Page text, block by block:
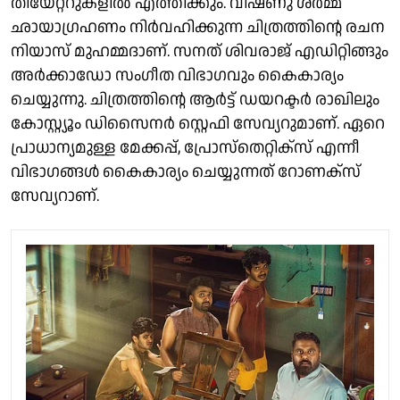
ഛായാഗ്രഹണം നിർവഹിക്കുന്ന ചിത്രത്തിന്റെ രചന
നിയാസ് മുഹമ്മദാണ്. സനത് ശിവരാജ് എഡിറ്റിങ്ങും
അർക്കാഡോ സംഗീത വിഭാഗവും കൈകാര്യം
ചെയ്യുന്നു. ചിത്രത്തിന്റെ ആർട്ട് ഡയറക്ടർ രാഖിലും
കോസ്റ്റ്യൂം ഡിസൈനർ സ്റ്റെഫി സേവ്യറുമാണ്. ഏറെ
പ്രാധാന്യമുള്ള മേക്കപ്പ്, പ്രോസ്‌തെറ്റിക്സ് എന്നീ
വിഭാഗങ്ങൾ കൈകാര്യം ചെയ്യുന്നത് റോണക്സ്
സേവ്യറാണ്.